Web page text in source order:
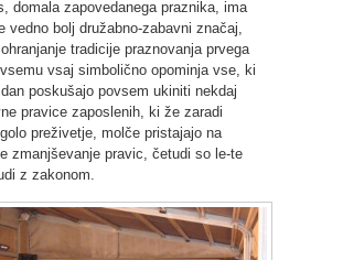
domala zapovedanega praznika, ima
vedno bolj družabno-zabavni značaj,
tradicije praznovanja prvega
vsaj simbolično opominja vse, ki
poskušajo povsem ukiniti nekdaj
pravice zaposlenih, ki že zaradi
preživetje, molče pristajajo na
zmanjševanje pravic, četudi so le-te
z zakonom.